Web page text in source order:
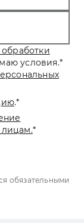
условия.*
.*
лицам.*
обязательными